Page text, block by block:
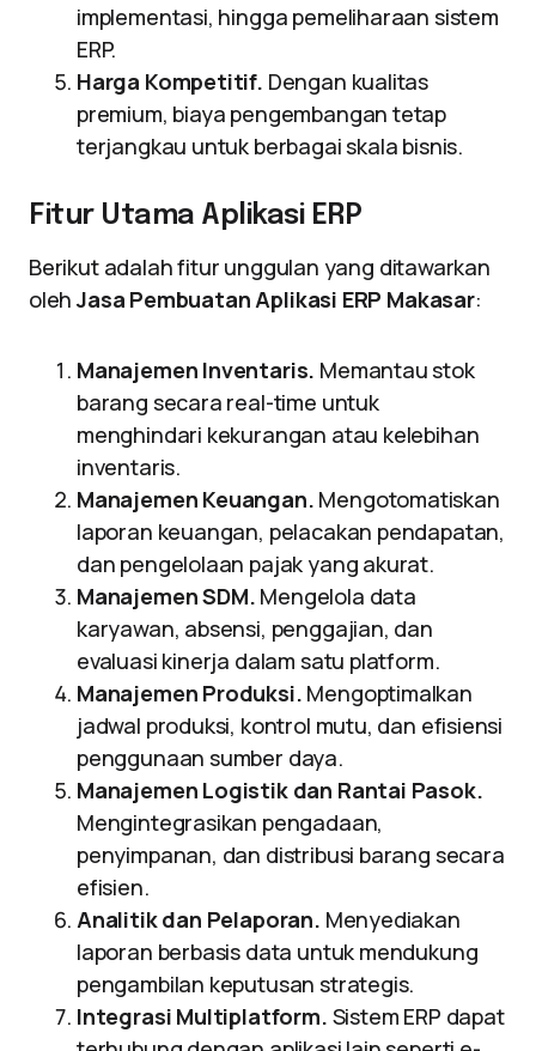
implementasi, hingga pemeliharaan sistem
ERP.
Harga Kompetitif. Dengan kualitas
premium, biaya pengembangan tetap
terjangkau untuk berbagai skala bisnis.
Fitur Utama Aplikasi ERP
Berikut adalah fitur unggulan yang ditawarkan
olehJasa Pembuatan Aplikasi ERP Makasar:
Manajemen Inventaris. Memantau stok
barang secara real-time untuk
menghindari kekurangan atau kelebihan
inventaris.
Manajemen Keuangan. Mengotomatiskan
laporan keuangan, pelacakan pendapatan,
dan pengelolaan pajak yang akurat.
Manajemen SDM. Mengelola data
karyawan, absensi, penggajian, dan
evaluasi kinerja dalam satu platform.
Manajemen Produksi. Mengoptimalkan
jadwal produksi, kontrol mutu, dan efisiensi
penggunaan sumber daya.
Manajemen Logistik dan Rantai Pasok.
Mengintegrasikan pengadaan,
penyimpanan, dan distribusi barang secara
efisien.
Analitik dan Pelaporan. Menyediakan
laporan berbasis data untuk mendukung
pengambilan keputusan strategis.
Integrasi Multiplatform. Sistem ERP dapat